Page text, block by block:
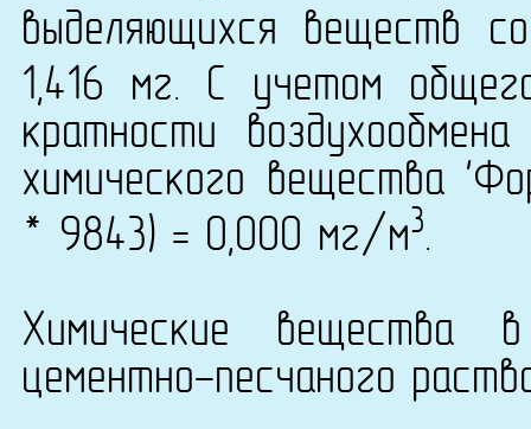
выделяющихся веществ
1,416 мг. С учетом
кратности
химического вещества
* 9843) = 0,000 мг/м3.
Химические вещества
цементно-песчаного